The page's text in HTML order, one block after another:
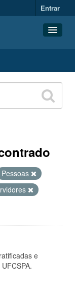
Entrar
Pessoas
e